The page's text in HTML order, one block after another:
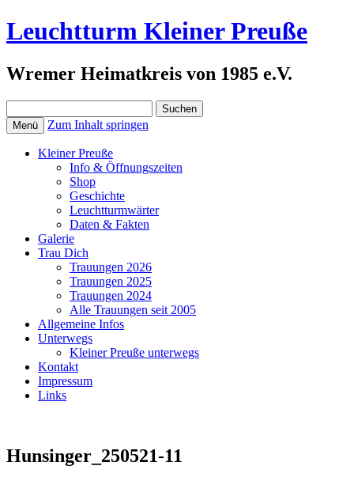
Leuchtturm Kleiner Preuße
Wremer Heimatkreis von 1985 e.V.
nach:
Menü Zum Inhalt springen
Kleiner Preuße
Info & Öffnungszeiten
Shop
Geschichte
Leuchtturmwärter
Daten & Fakten
Galerie
Trau Dich
Trauungen 2026
Trauungen 2025
Trauungen 2024
Alle Trauungen seit 2005
Allgemeine Infos
Unterwegs
Kleiner Preuße unterwegs
Kontakt
Impressum
Links
Hunsinger_250521-11